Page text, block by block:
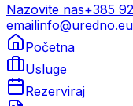
Nazovite nas+385
emailinfo@uredno.eu
Početna
Usluge
Rezerviraj